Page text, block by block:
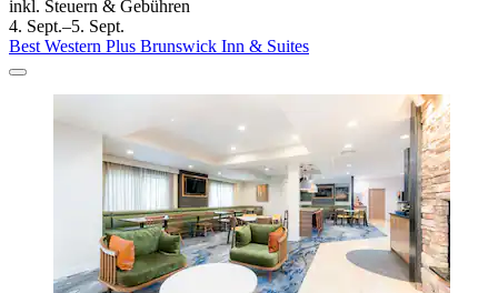
inkl. Steuern & Gebühren
4. Sept.–5. Sept.
Best Western Plus Brunswick Inn & Suites